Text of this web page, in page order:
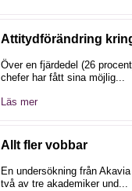
Attitydförändring
Över en fjärdedel (26
chefer har fått sina möjlig...
Läs mer
Allt fler vobbar
En undersökning från
två av tre akademiker und...